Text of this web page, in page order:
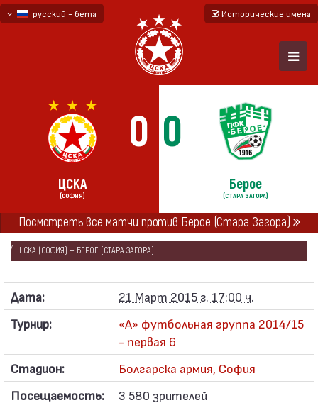
русский - бета
Исторические имена
0 0
ЦСКА
(СОФИЯ)
Берое
(СТАРА ЗАГОРА)
Посмотреть все матчи против Берое (Стара Загора)
ГЛАВНАЯ СЕЗОНЫ
2014/15
«А» ФУТБОЛЬНАЯ ГРУППА 2014/15 - ПЕРВАЯ 6
ЦСКА (СОФИЯ) — БЕРОЕ (СТАРА ЗАГОРА)
Дата:
21 Март 2015 г. 17:00 ч.
Турнир:
«А» футбольная группа 2014/15
- первая 6
Стадион:
Болгарска армия, София
Посещаемость:
3 580 зрителей